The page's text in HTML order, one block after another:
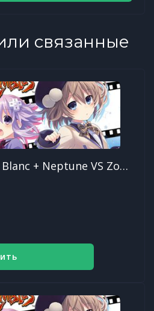
связанные
MegaTagmension Blanc + Neptune VS Zombies